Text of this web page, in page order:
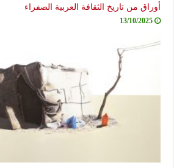
أوراق من تاريخ الثقافة العربية الصفراء
13/10/2025